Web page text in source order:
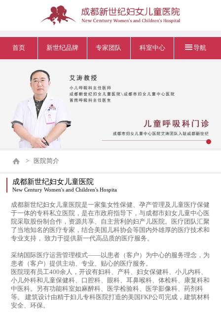
首页 新世纪品牌 专家团队 科室中心 导航
> 医院简介
成都新世纪妇女儿童医院
New Century Women's and Children's Hospita
成都新世纪妇女儿童医院是一家集女性保健、孕产管理及儿童医疗保健
于一体的专科私立医院，是在市政府指导下，与成都市妇女儿童中心医
院采取股份制合作，资源共享、自主营利的妇产儿医院。医疗团队汇聚
了当地知名的医疗专家，结合美国儿科协会等国内外雄厚的医疗技术和
专业支持， 致力于提供新一代高品质的医疗服务。
采纳国际医疗运营管理模式——以患者（客户）为中心的服务理念，为
患者（客户）提供主动、专业、贴心的医疗服务。
医院现有员工400余人，开设有妇科、产科、妇女保健科、小儿内科、
小儿外科和儿童保健科、口腔科、眼科、耳鼻喉科、体检科、康复科和
中医科。另有功能科室如麻醉科、医学检验科、医学影像科、药剂科
等。 建筑设计由精于妇儿专科医院打造的美国FKP公司完成，建筑材料
安全、环保。